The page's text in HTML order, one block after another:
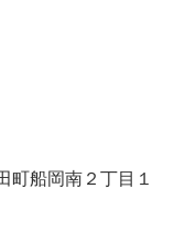
船岡南２丁目１